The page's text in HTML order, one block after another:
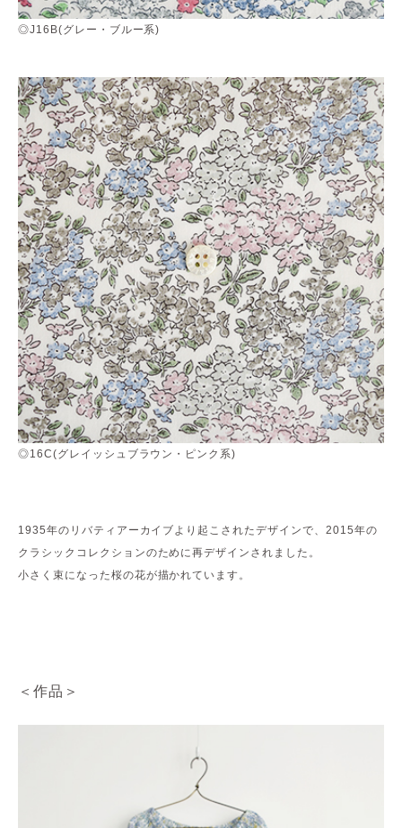
◎J16B(グレー・ブルー系)
◎16C(グレイッシュブラウン・ピンク系)
1935年のリバティアーカイブより起こされたデザインで、2015年の
クラシックコレクションのために再デザインされました。
小さく束になった桜の花が描かれています。
＜作品＞